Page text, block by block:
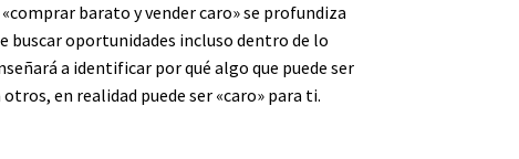
barato y vender caro» se profundiza
buscar oportunidades incluso dentro de lo
a identificar por qué algo que puede ser
en realidad puede ser «caro» para ti.